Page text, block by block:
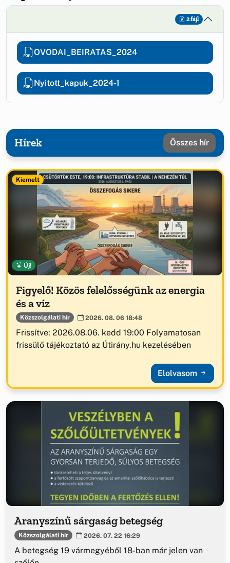
2 fájl
OVODAI_BEIRATAS_2024
Nyitott_kapuk_2024-1
Hírek Összes hír
Kiemelt
Új!
Figyelő! Közös felelősségünk az energia
és a víz
Közszolgálati hír 2026. 08. 06 18:48
Frissítve: 2026.08.06. kedd 19:00 Folyamatosan
frissülő tájékoztató az Útirány.hu kezelésében
Elolvasom
Aranyszínű sárgaság betegség
Közszolgálati hír 2026. 07. 22 16:29
A betegség 19 vármegyéből 18-ban már jelen van